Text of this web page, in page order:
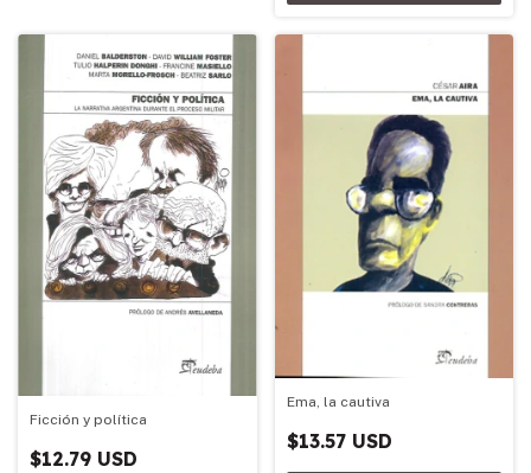
Ficción y política
$12.79 USD
Ema, la cautiva
$13.57 USD